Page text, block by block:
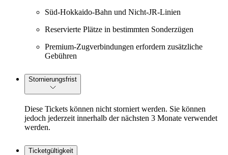
Süd-Hokkaido-Bahn und Nicht-JR-Linien
Reservierte Plätze in bestimmten Sonderzügen
Premium-Zugverbindungen erfordern zusätzliche
Gebühren
Stornierungsfrist
Diese Tickets können nicht storniert werden. Sie können
jedoch jederzeit innerhalb der nächsten 3 Monate verwendet
werden.
Ticketgültigkeit